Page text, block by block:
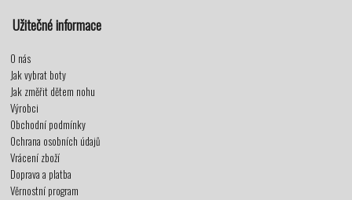
Užitečné informace
O nás
Jak vybrat boty
Jak změřit dětem nohu
Výrobci
Obchodní podmínky
Ochrana osobních údajů
Vrácení zboží
Doprava a platba
Věrnostní program